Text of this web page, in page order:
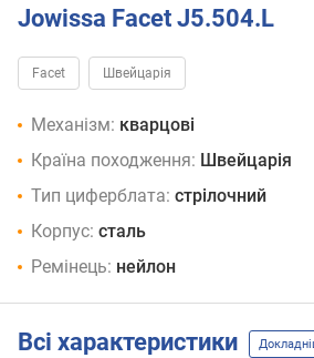
Jowissa Facet J5.504.L
Facet Швейцарія
Механізм: кварцові
Країна походження: Швейцарія
Тип циферблата: стрілочний
Корпус: сталь
Ремінець: нейлон
Всі характеристики